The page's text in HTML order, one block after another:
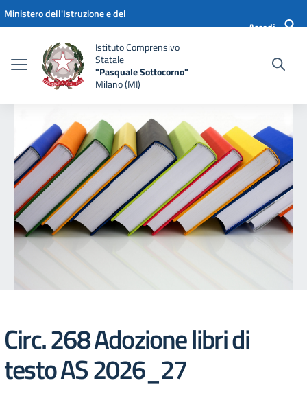
Vai ai contenuti
Vai al menu di navigazione
Vai al footer
Ministero dell'Istruzione e del
Accedi
Istituto Comprensivo
Statale
"Pasquale Sottocorno"
Milano (MI)
Circ. 268 Adozione libri di
testo AS 2026_27